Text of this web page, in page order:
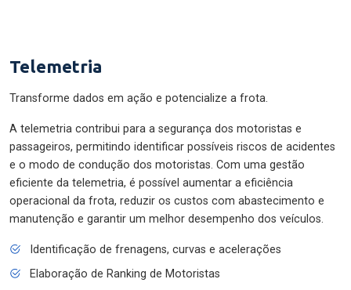
Telemetria
Transforme dados em ação e potencialize a frota.
A telemetria contribui para a segurança dos motoristas e
passageiros, permitindo identificar possíveis riscos de acidentes
e o modo de condução dos motoristas. Com uma gestão
eficiente da telemetria, é possível aumentar a eficiência
operacional da frota, reduzir os custos com abastecimento e
manutenção e garantir um melhor desempenho dos veículos.
Identificação de frenagens, curvas e acelerações
Elaboração de Ranking de Motoristas